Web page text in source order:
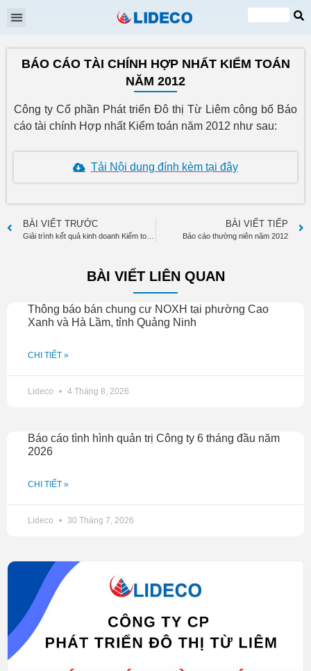
VI
EN
BÁO CÁO TÀI CHÍNH HỢP NHẤT KIỂM TOÁN
NĂM 2012
Công ty Cổ phần Phát triển Đô thị Từ Liêm công bố Báo
cáo tài chính Hợp nhất Kiểm toán năm 2012 như sau:
Tải Nội dung đính kèm tại đây
BÀI VIẾT TRƯỚC BÀI VIẾT TIẾP
Báo cáo thường niên năm 2012
BÀI VIẾT LIÊN QUAN
Thông báo bán chung cư NOXH tại phường Cao
Xanh và Hà Lầm, tỉnh Quảng Ninh
CHI TIẾT »
Lideco 4 Tháng 8, 2026
Báo cáo tình hình quản trị Công ty 6 tháng đầu năm
2026
CHI TIẾT »
Lideco 30 Tháng 7, 2026